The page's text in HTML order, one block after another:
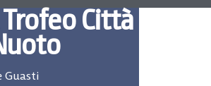
Città
Guasti